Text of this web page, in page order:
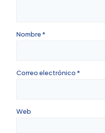
Nombre*
Correo electrónico *
Web